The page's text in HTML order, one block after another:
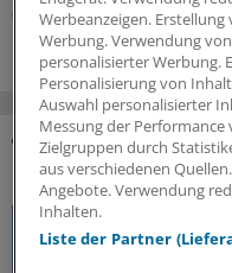
02.08.2026
DAS KÖNNTE SIE
Werbeanzeigen.
Werbung. Verwendung
personalisierter Werbung.
Personalisierung von
Auswahl personalisierter
Messung der
Zielgruppen durch
aus verschiedenen
Angebote. Verwendung
Inhalten.
Liste der Partner